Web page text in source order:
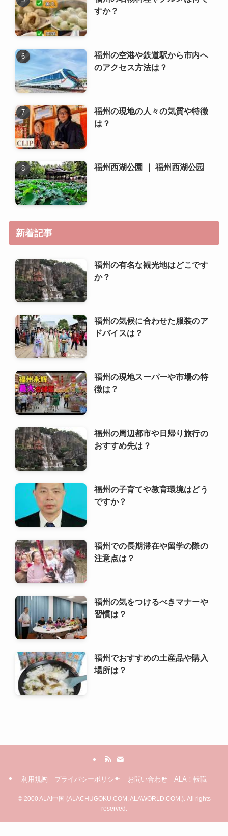
すか？
福州の空港や鉄道駅から市内へ
のアクセス方法は？
福州の現地の人々の気質や特徴
は？
福州西湖公園 ｜ 福州西湖公园
新着記事
福州の有名な観光地はどこです
か？
福州の気候に合わせた服装のア
ドバイスは？
福州の現地スーパーや市場の特
徴は？
福州の周辺都市や日帰り旅行の
おすすめ先は？
福州の子育てや教育環境はどう
ですか？
福州での長期滞在や留学の際の
注意点は？
福州の気をつけるべきマナーや
習慣は？
福州でおすすめの土産品や購入
場所は？
利用規約 プライバシーポリシー お問い合わせ ALA！転職
©2000 ALA!中国 (ALACHUGOKU.COM, ALAWORLD.COM.). All rights
reserved.